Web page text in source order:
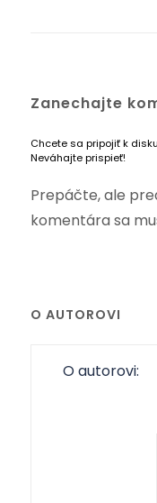
Zanechajte
Chcete sa pripojiť k
Neváhajte prispieť!
Prepáčte, ale
komentára sa
O AUTOROVI
O autorovi: